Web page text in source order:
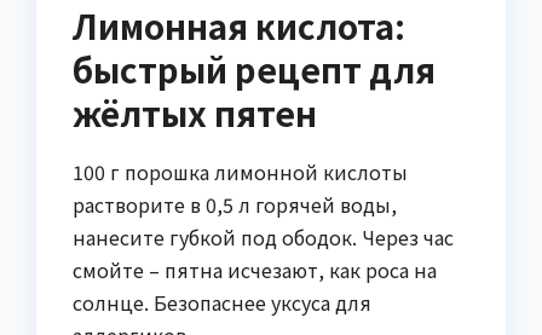
Лимонная кислота:
быстрый рецепт для
жёлтых пятен
100 г порошка лимонной кислоты
растворите в 0,5 л горячей воды,
нанесите губкой под ободок. Через час
смойте – пятна исчезают, как роса на
солнце. Безопаснее уксуса для